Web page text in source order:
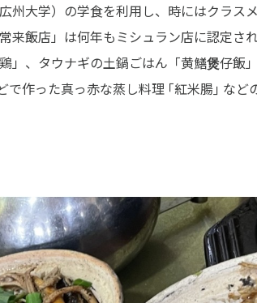
州大学）の学食を利用し、時にはクラス
来飯店」は何年もミシュラン店に認定さ
」、タウナギの土鍋ごはん「黄鱔煲仔飯
で作った真っ赤な蒸し料理 ｢紅米腸｣ な